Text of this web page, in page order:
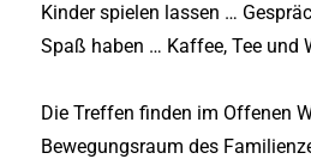
Kinder spielen lassen …
Spaß haben … Kaffee, Tee und
Die Treffen finden im Offenen
Bewegungsraum des